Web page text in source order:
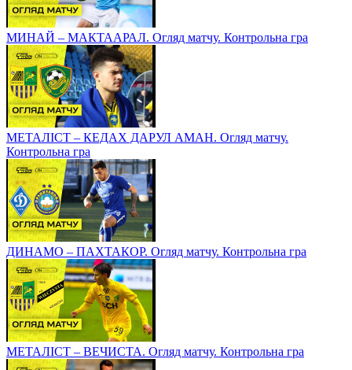
МИНАЙ – МАКТААРАЛ. Огляд матчу. Контрольна гра
МЕТАЛІСТ – КЕДАХ ДАРУЛ АМАН. Огляд матчу.
Контрольна гра
ДИНАМО – ПАХТАКОР. Огляд матчу. Контрольна гра
МЕТАЛІСТ – ВЕЧИСТА. Огляд матчу. Контрольна гра